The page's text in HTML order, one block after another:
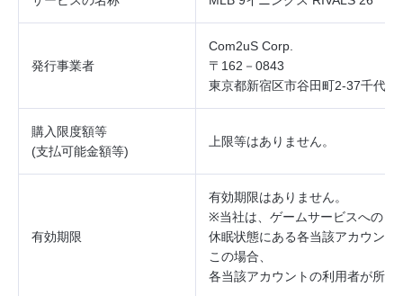
発行事業者
Com2uS Corp.
〒162－0843
東京都新宿区市谷田町2‐37千代田
購入限度額等
(支払可能金額等)
上限等はありません。
有効期限
有効期限はありません。
※当社は、ゲームサービスへのロ
休眠状態にある各当該アカウン
この場合、
各当該アカウントの利用者が所